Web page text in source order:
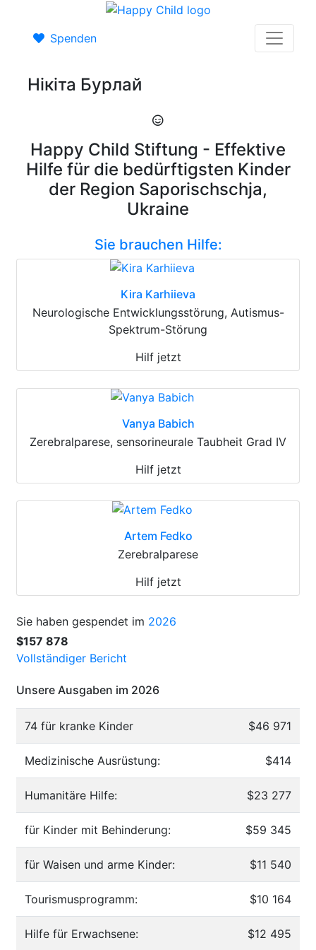
Spenden
Нікіта Бурлай
Happy Child Stiftung - Effektive
Hilfe für die bedürftigsten Kinder
der Region Saporischschja,
Ukraine
Sie brauchen Hilfe:
Kira Karhiieva
Neurologische Entwicklungsstörung, Autismus-
Spektrum-Störung
Hilf jetzt
Vanya Babich
Zerebralparese, sensorineurale Taubheit Grad IV
Hilf jetzt
Artem Fedko
Zerebralparese
Hilf jetzt
Sie haben gespendet im 2026
$157 878
Vollständiger Bericht
Unsere Ausgaben im 2026
74 für kranke Kinder $46 971
Medizinische Ausrüstung: $414
Humanitäre Hilfe: $23 277
für Kinder mit Behinderung: $59 345
für Waisen und arme Kinder: $11 540
Tourismusprogramm: $10 164
Hilfe für Erwachsene: $12 495